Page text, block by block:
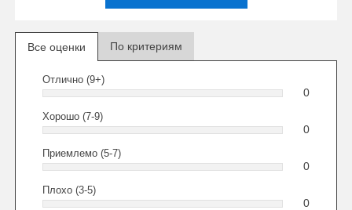
Все оценки По критериям
Отлично (9+)
0
Хорошо (7-9)
0
Приемлемо (5-7)
0
Плохо (3-5)
0